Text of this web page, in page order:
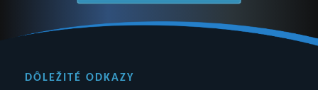
DÔLEŽITÉ ODKAZY